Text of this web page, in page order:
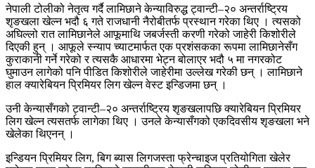
नेपाली टोलीको नेतृत्व गर्दै लामिछाने केन्याविरुद्ध ट्वान्टी–२० अन्तर्राष्ट्रिय
शृङखला खेल्न भदौ ६ गते राजधानी नैरोबीतर्फ प्रस्थान गरेका थिए । त्यसको
अघिल्लो रात लामिछानेले आफूमाथि जबर्जस्ती करणी गरेको जाहेरी किशोरीले
दिएकी हुन् । आफूले स्न्याप च्याटमार्फत एक प्रशंसकका रूपमा लामिछानेसँग
कुराकानी गर्ने गरेको र त्यसकै आधारमा भेट्न बोलाएर भदौ ५ मा नगरकोट
घुमाउन लागेको पनि पीडित किशोरीले जाहेरीमा उल्लेख गरेकी छन् । लामिछाने
हाल क्यारेबियन प्रिमियर लिग खेल्न वेस्ट इन्डिजमा छन् ।
उनी केन्यासँगको ट्वान्टी–२० अन्तर्राष्ट्रिय शृङखलापछि क्यारेबियन प्रिमियर
लिग खेल्न त्यसतर्फ लागेका थिए । उनले केन्यासँगको एकदिवसीय शृङखला भने
खेलेका थिएनन् ।
इन्डियन प्रिमियर लिग, बिग ब्यास लिगजस्ता फ्रेन्चाइज प्रतियोगिता खेलेर